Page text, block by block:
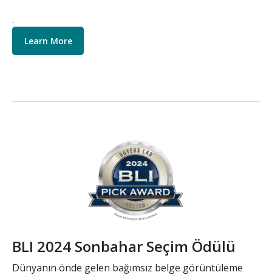
.
Learn More
BLI 2024 Sonbahar Seçim Ödülü
Dünyanın önde gelen bağımsız belge görüntüleme